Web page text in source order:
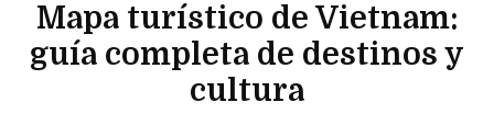
Mapa turístico de Vietnam:
guía completa de destinos y
cultura